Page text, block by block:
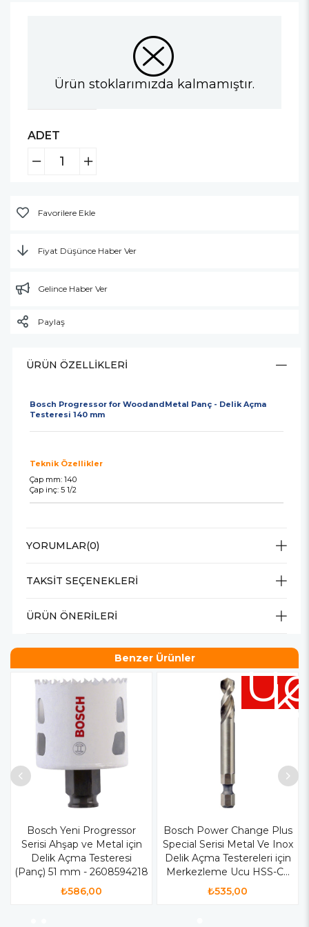
Ürün stoklarımızda kalmamıştır.
ADET
Favorilere Ekle
Fiyat Düşünce Haber Ver
Gelince Haber Ver
Paylaş
ÜRÜN ÖZELLIKLERI
Bosch Progressor for WoodandMetal Panç - Delik Açma
Testeresi 140 mm
Teknik Özellikler
Çap mm: 140
Çap inç: 5 1/2
YORUMLAR(0)
TAKSIT SEÇENEKLERI
ÜRÜN ÖNERILERI
Benzer Ürünler
Bosch Yeni Progressor
Serisi Ahşap ve Metal için
Delik Açma Testeresi
(Panç) 51 mm - 2608594218
₺586,00
Bosch Power Change Plus
Special Serisi Metal Ve Inox
Delik Açma Testereleri için
Merkezleme Ucu HSS-Co
65 mm - 2608594257
₺535,00